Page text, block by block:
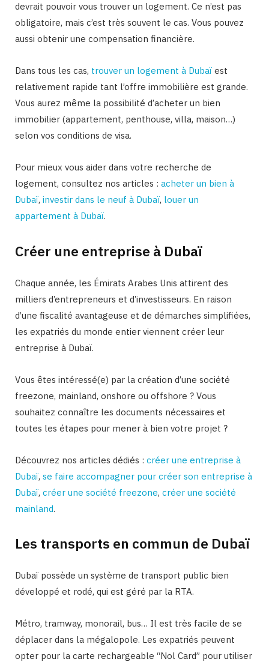
devrait pouvoir vous trouver un logement. Ce n’est pas
obligatoire, mais c’est très souvent le cas. Vous pouvez
aussi obtenir une compensation financière.
Dans tous les cas, trouver un logement à Dubaï est
relativement rapide tant l’offre immobilière est grande.
Vous aurez même la possibilité d’acheter un bien
immobilier (appartement, penthouse, villa, maison…)
selon vos conditions de visa.
Pour mieux vous aider dans votre recherche de
logement, consultez nos articles : acheter un bien à
Dubaï, investir dans le neuf à Dubaï, louer un
appartement à Dubaï.
Créer une entreprise à Dubaï
Chaque année, les Émirats Arabes Unis attirent des
milliers d’entrepreneurs et d’investisseurs. En raison
d’une fiscalité avantageuse et de démarches simplifiées,
les expatriés du monde entier viennent créer leur
entreprise à Dubaï.
Vous êtes intéressé(e) par la création d’une société
freezone, mainland, onshore ou offshore ? Vous
souhaitez connaître les documents nécessaires et
toutes les étapes pour mener à bien votre projet ?
Découvrez nos articles dédiés : créer une entreprise à
Dubaï, se faire accompagner pour créer son entreprise à
Dubaï, créer une société freezone, créer une société
mainland.
Les transports en commun de Dubaï
Dubaï possède un système de transport public bien
développé et rodé, qui est géré par la RTA.
Métro, tramway, monorail, bus… Il est très facile de se
déplacer dans la mégalopole. Les expatriés peuvent
opter pour la carte rechargeable “Nol Card” pour utiliser